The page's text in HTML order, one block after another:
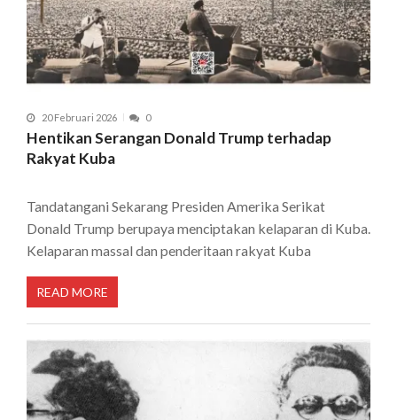
20 Februari 2026 0
Hentikan Serangan Donald Trump terhadap
Rakyat Kuba
Tandatangani Sekarang Presiden Amerika Serikat
Donald Trump berupaya menciptakan kelaparan di Kuba.
Kelaparan massal dan penderitaan rakyat Kuba
READ MORE